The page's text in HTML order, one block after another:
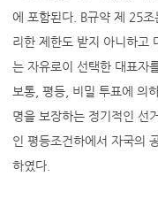
에 포함된다. B규약 제 25
리한 제한도 받지 아니하고
는 자유로이 선택한 대표자
보통, 평등, 비밀 투표에 의
명을 보장하는 정기적인 선
인 평등조건하에서 자국의
하였다.